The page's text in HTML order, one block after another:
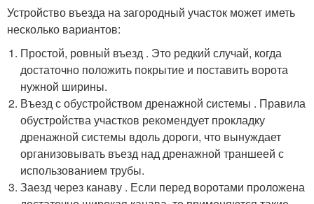
Устройство въезда на загородный участок может иметь
несколько вариантов:
Простой, ровный въезд . Это редкий случай, когда
достаточно положить покрытие и поставить ворота
нужной ширины.
Въезд с обустройством дренажной системы . Правила
обустройства участков рекомендует прокладку
дренажной системы вдоль дороги, что вынуждает
организовывать въезд над дренажной траншеей с
использованием трубы.
Заезд через канаву . Если перед воротами проложена